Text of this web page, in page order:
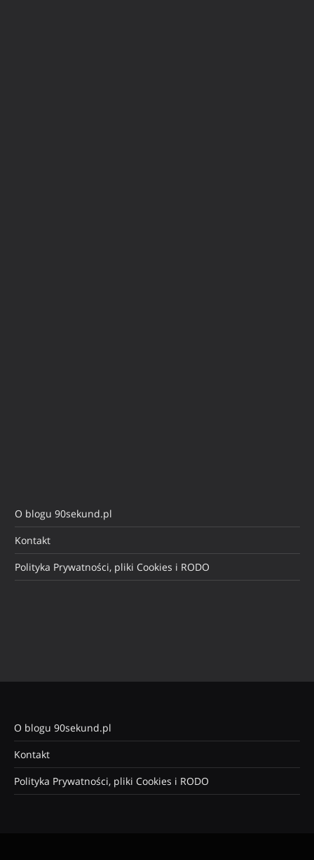
O blogu 90sekund.pl
Kontakt
Polityka Prywatności, pliki Cookies i RODO
O blogu 90sekund.pl
Kontakt
Polityka Prywatności, pliki Cookies i RODO